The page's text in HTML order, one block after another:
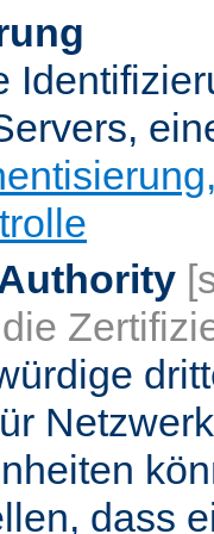
die
dass